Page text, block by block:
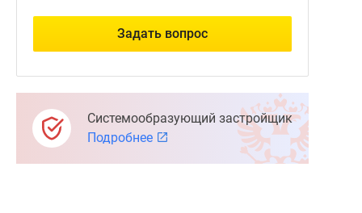
Задать вопрос
Системообразующий застройщик
Подробнее